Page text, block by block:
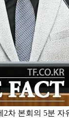
차 본회의 5분